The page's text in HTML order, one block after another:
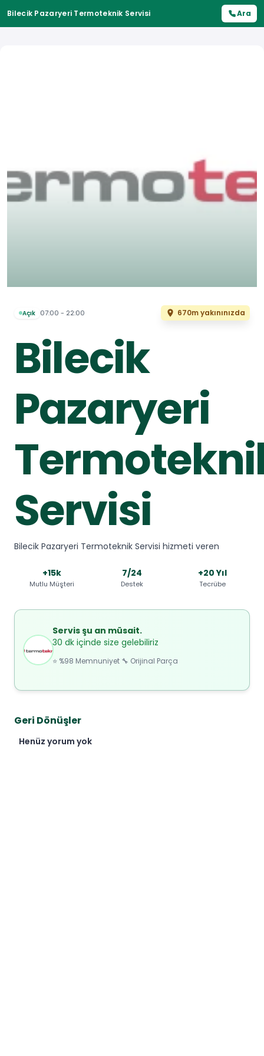
Bilecik Pazaryeri Termoteknik Servisi Ara
Açık 07:00 - 22:00 670m yakınınızda
Bilecik
Pazaryeri
Servisi
Bilecik Pazaryeri Termoteknik Servisi hizmeti veren
+15k
Mutlu Müşteri
7/24
Destek
+20 Yıl
Tecrübe
Servis şu an müsait.
30 dk içinde size gelebiliriz
⭐ %98 Memnuniyet 🔧 Orijinal Parça
Geri Dönüşler
Henüz yorum yok